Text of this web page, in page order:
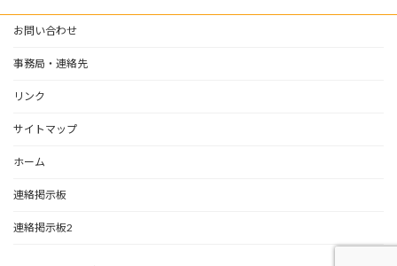
お問い合わせ
事務局・連絡先
リンク
サイトマップ
ホーム
連絡掲示板
連絡掲示板2